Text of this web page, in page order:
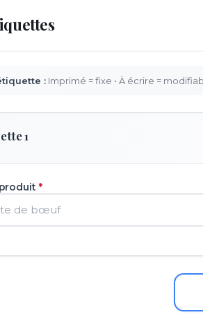
: Imprimé = fixe • À écrire =
1
*